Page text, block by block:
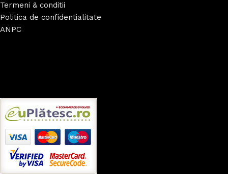
Termeni & conditii
Politica de confidentialitate
ANPC